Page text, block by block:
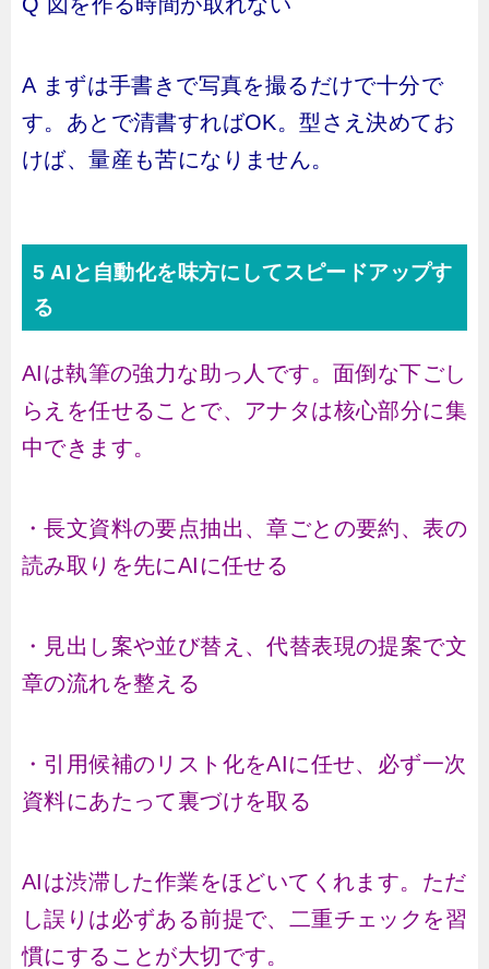
A まずは手書きで写真を撮るだけで十分で
す。あとで清書すればOK。型さえ決めてお
けば、量産も苦になりません。
5 AIと自動化を味方にしてスピードアップす
る
AIは執筆の強力な助っ人です。面倒な下ごし
らえを任せることで、アナタは核心部分に集
中できます。
・長文資料の要点抽出、章ごとの要約、表の
読み取りを先にAIに任せる
・見出し案や並び替え、代替表現の提案で文
章の流れを整える
・引用候補のリスト化をAIに任せ、必ず一次
資料にあたって裏づけを取る
AIは渋滞した作業をほどいてくれます。ただ
し誤りは必ずある前提で、二重チェックを習
慣にすることが大切です。